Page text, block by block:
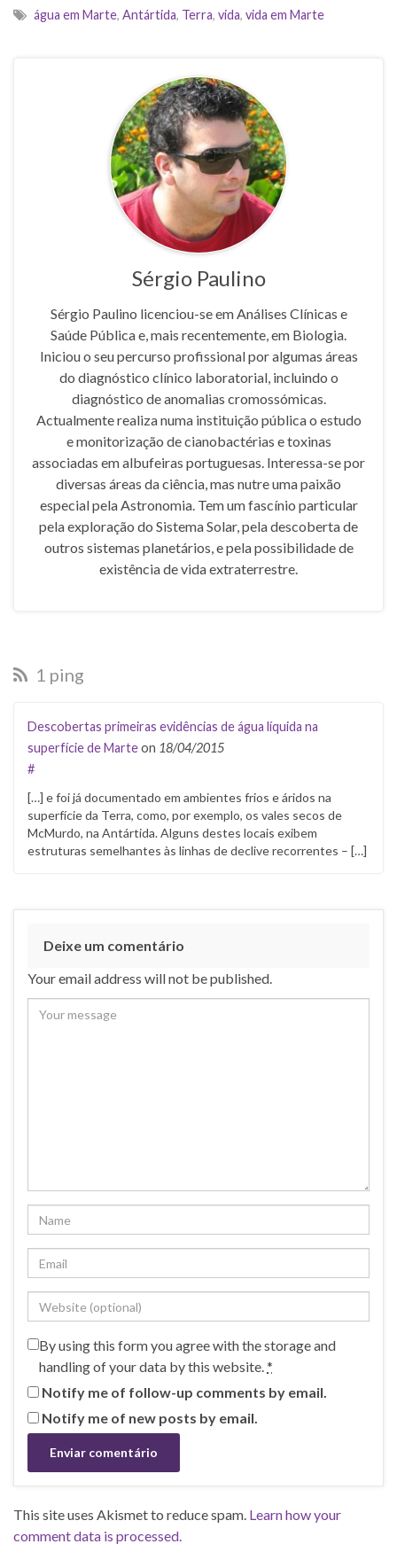
água em Marte, Antártida, Terra, vida, vida em Marte
Sérgio Paulino
Sérgio Paulino licenciou-se em Análises Clínicas e
Saúde Pública e, mais recentemente, em Biologia.
Iniciou o seu percurso profissional por algumas áreas
do diagnóstico clínico laboratorial, incluindo o
diagnóstico de anomalias cromossómicas.
Actualmente realiza numa instituição pública o estudo
e monitorização de cianobactérias e toxinas
associadas em albufeiras portuguesas. Interessa-se por
diversas áreas da ciência, mas nutre uma paixão
especial pela Astronomia. Tem um fascínio particular
pela exploração do Sistema Solar, pela descoberta de
outros sistemas planetários, e pela possibilidade de
existência de vida extraterrestre.
1 ping
Descobertas primeiras evidências de água líquida na
superfície de Marteon 18/04/2015
#
[…] e foi já documentado em ambientes frios e áridos na
superfície da Terra, como, por exemplo, os vales secos de
McMurdo, na Antártida. Alguns destes locais exibem
estruturas semelhantes às linhas de declive recorrentes – […]
Deixe um comentário
Your email address will not be published.
By using this form you agree with the storage and
handling of your data by this website.*
Notify me of follow-up comments by email.
Notify me of new posts by email.
This site uses Akismet to reduce spam. Learn how your
comment data is processed.